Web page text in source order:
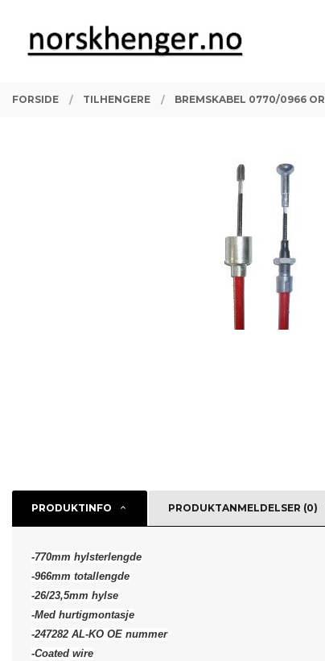
innholdet
PRODUKTER
FORSIDE TILHENGERE BREMSKABEL 0770/0966
PRODUKTINFO PRODUKTANMELDELSER (0)
-770mm hylsterlengde
-966mm totallengde
-26/23,5mm hylse
-Med hurtigmontasje
-247282 AL-KO OE nummer
-Coated wire